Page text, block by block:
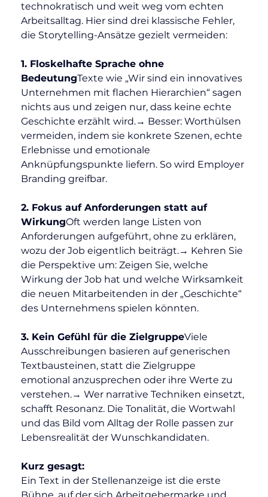
technokratisch und weit weg vom echten
Arbeitsalltag. Hier sind drei klassische Fehler,
die Storytelling-Ansätze gezielt vermeiden:
1. Floskelhafte Sprache ohne
BedeutungTexte wie „Wir sind ein innovatives
Unternehmen mit flachen Hierarchien“ sagen
nichts aus und zeigen nur, dass keine echte
Geschichte erzählt wird.→ Besser: Worthülsen
vermeiden, indem sie konkrete Szenen, echte
Erlebnisse und emotionale
Anknüpfungspunkte liefern. So wird Employer
Branding greifbar.
2. Fokus auf Anforderungen statt auf
WirkungOft werden lange Listen von
Anforderungen aufgeführt, ohne zu erklären,
wozu der Job eigentlich beiträgt.→ Kehren Sie
die Perspektive um: Zeigen Sie, welche
Wirkung der Job hat und welche Wirksamkeit
die neuen Mitarbeitenden in der „Geschichte“
des Unternehmens spielen könnten.
3. Kein Gefühl für die ZielgruppeViele
Ausschreibungen basieren auf generischen
Textbausteinen, statt die Zielgruppe
emotional anzusprechen oder ihre Werte zu
verstehen.→ Wer narrative Techniken einsetzt,
schafft Resonanz. Die Tonalität, die Wortwahl
und das Bild vom Alltag der Rolle passen zur
Lebensrealität der Wunschkandidaten.
Kurz gesagt:
Ein Text in der Stellenanzeige ist die erste